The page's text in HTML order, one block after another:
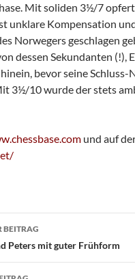
Mit soliden 3½/7
unklare Kompensation
Norwegers geschlagen
dessen Sekundanten
bevor seine Schluss-
3½/10 wurde der stets
und auf
BEITRAG
Peters mit guter Frühform